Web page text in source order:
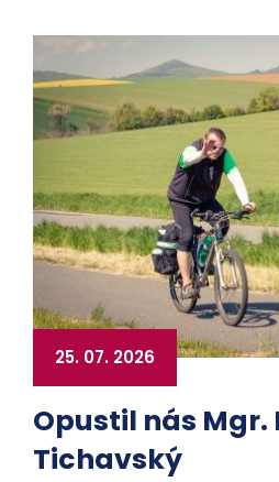
Opustil nás Mgr.
Tichavský
25. 07. 2026